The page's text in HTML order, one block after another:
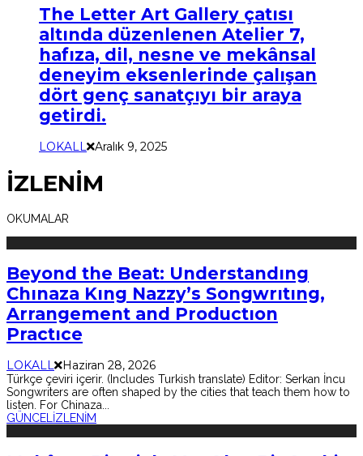
The Letter Art Gallery çatısı
altında düzenlenen Atelier 7,
hafıza, dil, nesne ve mekânsal
deneyim eksenlerinde çalışan
dört genç sanatçıyı bir araya
getirdi.
LOKALL Aralık 9, 2025
İZLENİM
OKUMALAR
Beyond the Beat: Understandıng
Chınaza Kıng Nazzy’s Songwrıtıng,
Arrangement and Productıon
Practıce
LOKALL Haziran 28, 2026
Türkçe çeviri içerir. (Includes Turkish translate) Editor: Serkan İncu
Songwriters are often shaped by the cities that teach them how to
listen. For Chinaza...
GÜNCELİZLENİM